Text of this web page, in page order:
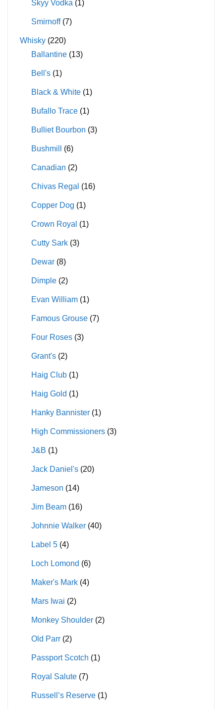
Skyy Vodka (1)
Smirnoff (7)
Whisky (220)
Ballantine (13)
Bell's (1)
Black & White (1)
Bufallo Trace (1)
Bulliet Bourbon (3)
Bushmill (6)
Canadian (2)
Chivas Regal (16)
Copper Dog (1)
Crown Royal (1)
Cutty Sark (3)
Dewar (8)
Dimple (2)
Evan William (1)
Famous Grouse (7)
Four Roses (3)
Grant's (2)
Haig Club (1)
Haig Gold (1)
Hanky Bannister (1)
High Commissioners (3)
J&B (1)
Jack Daniel's (20)
Jameson (14)
Jim Beam (16)
Johnnie Walker (40)
Label 5 (4)
Loch Lomond (6)
Maker's Mark (4)
Mars Iwai (2)
Monkey Shoulder (2)
Old Parr (2)
Passport Scotch (1)
Royal Salute (7)
Russell’s Reserve (1)